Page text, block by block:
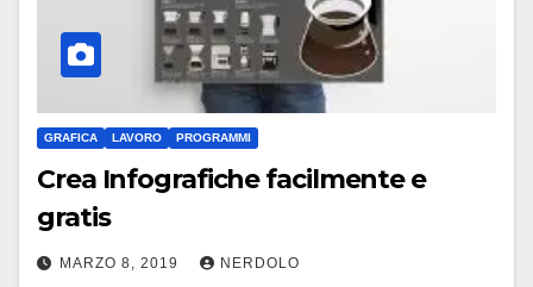
GRAFICA LAVORO PROGRAMMI
Crea Infografiche facilmente e
gratis
MARZO 8, 2019 NERDOLO